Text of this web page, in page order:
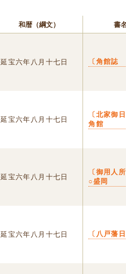
和暦（綱文） 書
延宝六年八月十七日 〔角館誌
延宝六年八月十七日
〔北家御
角館
延宝六年八月十七日
〔御用人
○盛岡
延宝六年八月十七日 〔八戸藩